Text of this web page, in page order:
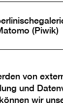
(Piwik)
von
und
wir